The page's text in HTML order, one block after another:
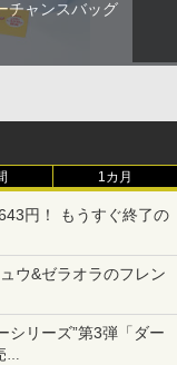
チャンスバッグ
1カ月
円！ もうすぐ終了の
」が67%オフで990円
ウ&ゼラオラのフレン
シリーズ”第3弾「ダー